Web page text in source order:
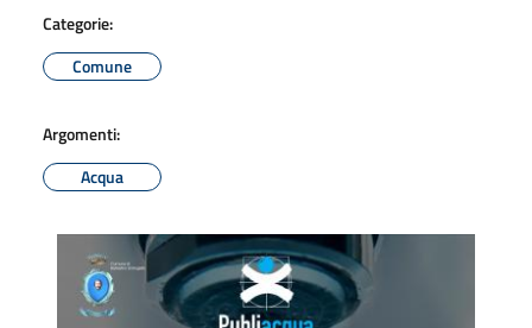
Categorie:
Comune
Argomenti:
Acqua